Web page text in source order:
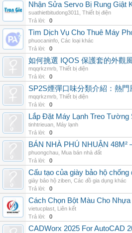
Nhận Sửa Servo Bị Rung Giật
suathietbitudong3011
Thiết bị điện
Trả lời:
0
Tìm Dịch Vụ Cho Thuê Máy
phuocaninfo Các loại khác
Trả lời:
0
如何挑選 IQOS 保護套的外觀
mqqrkzmrb Thiết bị điện
Trả lời:
0
SP2S煙彈口味分類介紹：熱門
mqqrkzmrb Thiết bị điện
Trả lời:
0
Lắp Đặt Máy Lạnh Treo
tinhtrieuan Máy lạnh
Trả lời:
0
BÁN NHÀ PHÚ NHUẬN
phuongchau Mua bán nhà đất
Trả lời:
0
Cấu tạo của giày bảo hộ chống
giày bảo hộ ziben Các đồ gia dụng khác
Trả lời:
0
Cách Chọn Bột Màu Cho
vietucplast Liên kết
Trả lời:
0
CADWorx 2025 For AutoCAD